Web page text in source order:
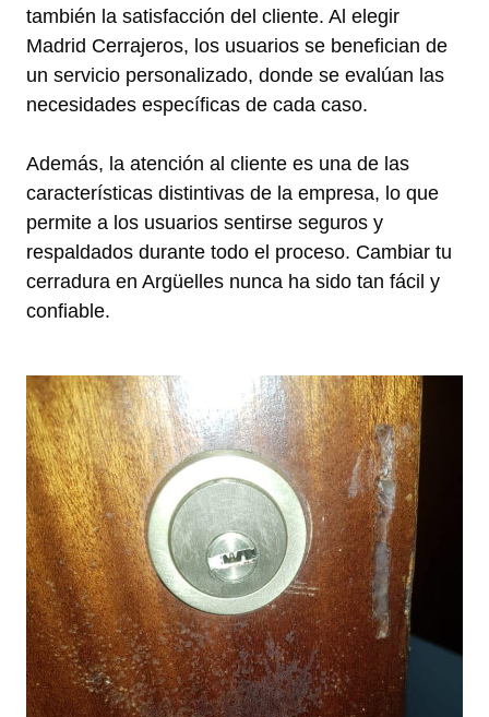
también la satisfacción del cliente. Al elegir
Madrid Cerrajeros, los usuarios se benefician de
un servicio personalizado, donde se evalúan las
necesidades específicas de cada caso.
Además, la atención al cliente es una de las
características distintivas de la empresa, lo que
permite a los usuarios sentirse seguros y
respaldados durante todo el proceso. Cambiar tu
cerradura en Argüelles nunca ha sido tan fácil y
confiable.